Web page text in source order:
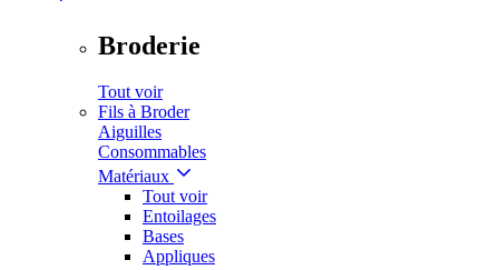
Broderie
Tout voir
Fils à Broder
Aiguilles
Consommables
Matériaux
Tout voir
Entoilages
Bases
Appliques